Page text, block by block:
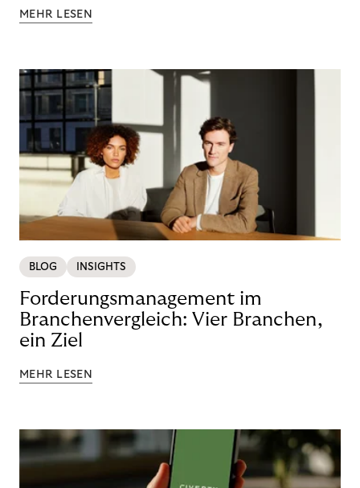
MEHR LESEN
BLOG INSIGHTS
Forderungsmanagement im
Branchenvergleich: Vier Branchen,
ein Ziel
MEHR LESEN